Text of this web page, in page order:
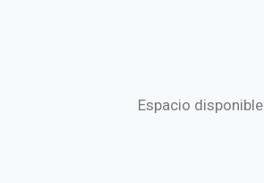
Espacio disponible